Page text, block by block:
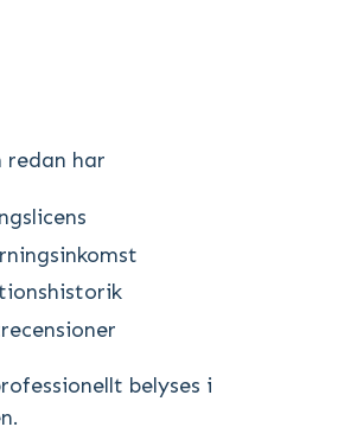
redan har
belyses i